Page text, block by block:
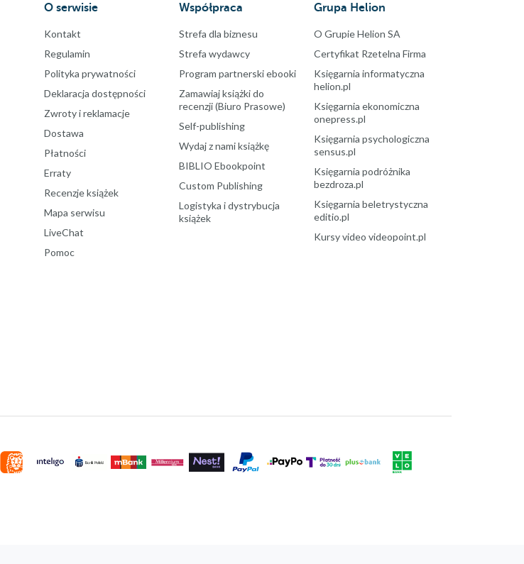
O serwisie
Kontakt
Regulamin
Polityka prywatności
Deklaracja dostępności
Zwroty i reklamacje
Dostawa
Płatności
Erraty
Recenzje książek
Mapa serwisu
LiveChat
Pomoc
Współpraca
Strefa dla biznesu
Strefa wydawcy
Program partnerski ebooki
Zamawiaj książki do
recenzji (Biuro Prasowe)
Self-publishing
Wydaj z nami książkę
BIBLIO Ebookpoint
Custom Publishing
Logistyka i dystrybucja
książek
Grupa Helion
O Grupie Helion SA
Certyfikat Rzetelna Firma
Księgarnia informatyczna
helion.pl
Księgarnia ekonomiczna
onepress.pl
Księgarnia psychologiczna
sensus.pl
Księgarnia podróżnika
bezdroza.pl
Księgarnia beletrystyczna
editio.pl
Kursy video videopoint.pl